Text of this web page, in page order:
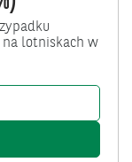
lotniskach w
GOLD (RRSO